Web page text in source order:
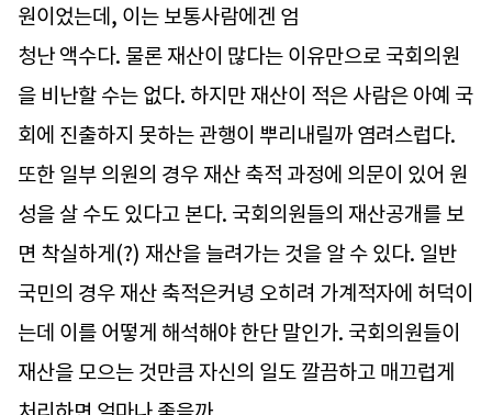
원이었는데, 이는 보통사람에겐 엄
청난 액수다. 물론 재산이 많다는 이유만으로 국회의원
을 비난할 수는 없다. 하지만 재산이 적은 사람은 아예 국
회에 진출하지 못하는 관행이 뿌리내릴까 염려스럽다.
또한 일부 의원의 경우 재산 축적 과정에 의문이 있어 원
성을 살 수도 있다고 본다. 국회의원들의 재산공개를 보
면 착실하게(?) 재산을 늘려가는 것을 알 수 있다. 일반
국민의 경우 재산 축적은커녕 오히려 가계적자에 허덕이
는데 이를 어떻게 해석해야 한단 말인가. 국회의원들이
재산을 모으는 것만큼 자신의 일도 깔끔하고 매끄럽게